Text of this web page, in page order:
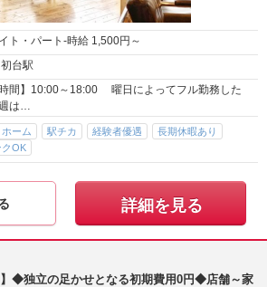
ト・パート-時給 1,500円～
台駅
10:00～18:00 曜日によってフル勤務した
は…
ーム 駅チカ 経験者優遇
長期休暇あり
クOK
詳細を見る
】◆独立の足かせとなる初期費用0円◆店舗～家